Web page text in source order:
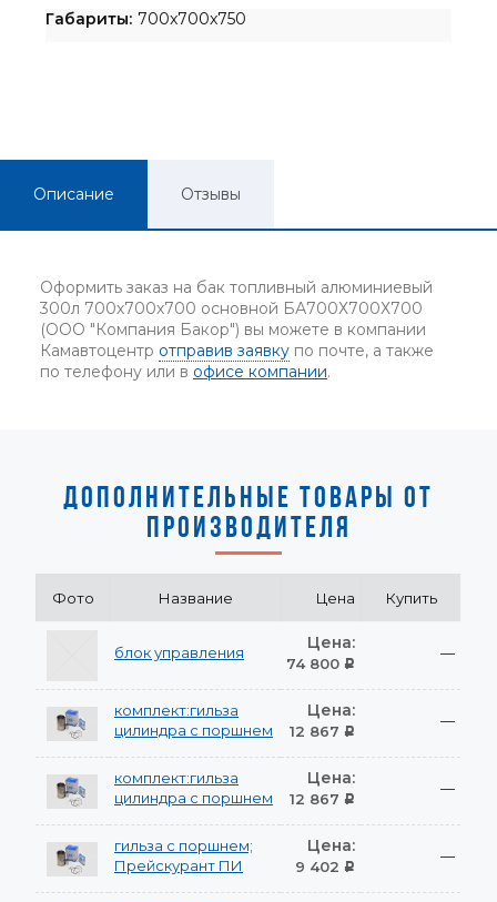
Габариты: 700x700x750
Описание Отзывы
Оформить заказ на бак топливный алюминиевый
300л 700х700х700 основной БА700Х700Х700
(ООО "Компания Бакор") вы можете в компании
Камавтоцентр отправив заявку по почте, а также
по телефону или в офисе компании.
ДОПОЛНИТЕЛЬНЫЕ ТОВАРЫ ОТ
ПРОИЗВОДИТЕЛЯ
Фото Название Цена Купить
блок управления Цена:
74 800 Р
—
комплект:гильза
цилиндра с поршнем
Цена:
12 867 Р
—
комплект:гильза
цилиндра с поршнем
Цена:
12 867 Р
—
гильза с поршнем;
Прейскурант ПИ
Цена:
9 402 Р
—